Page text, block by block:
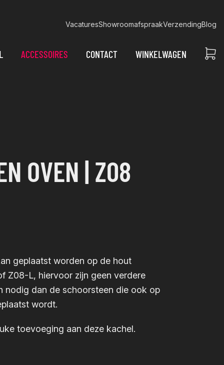
VacaturesShowroomafspraakVerzendingBlog
ACCESSOIRES CONTACT WINKELWAGEN
OVEN | Z08
geplaatst worden op de hout
Z08-L, hiervoor zijn geen verdere
nodig dan de schoorsteen die ook op
wordt.
toevoeging aan deze kachel.